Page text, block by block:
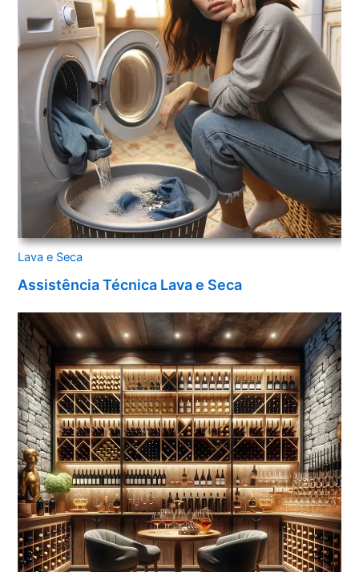
Lava e Seca
Assistência Técnica Lava e Seca